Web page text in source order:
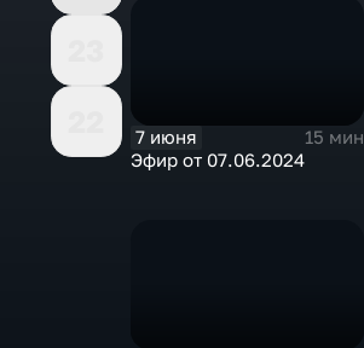
7 июня
15 мин
Эфир от 07.06.2024